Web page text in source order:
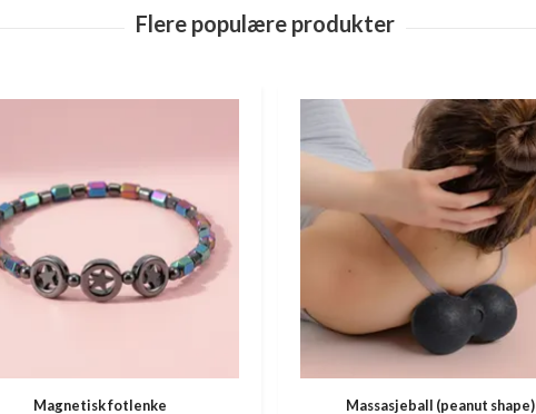
Magnetisk fotlenke Massasjeball (peanut shape)